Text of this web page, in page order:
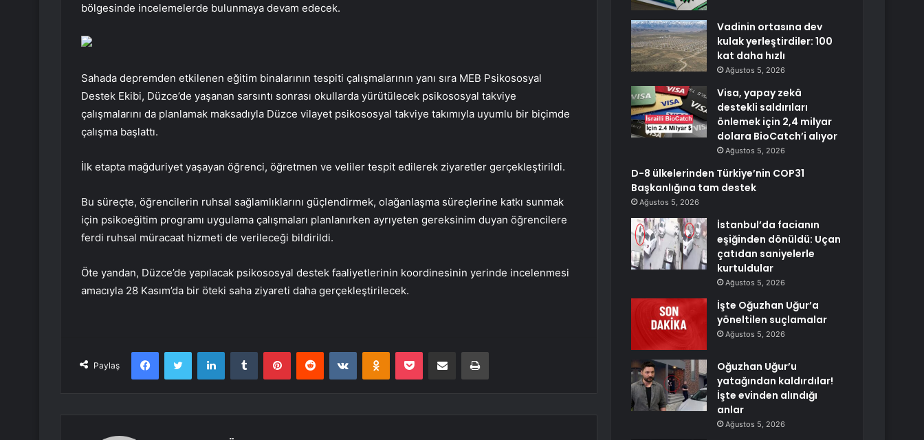
bölgesinde incelemelerde bulunmaya devam edecek.
Sahada depremden etkilenen eğitim binalarının tespiti çalışmalarının yanı sıra MEB Psikososyal
Destek Ekibi, Düzce’de yaşanan sarsıntı sonrası okullarda yürütülecek psikososyal takviye
çalışmalarını da planlamak maksadıyla Düzce vilayet psikososyal takviye takımıyla uyumlu bir biçimde
çalışma başlattı.
İlk etapta mağduriyet yaşayan öğrenci, öğretmen ve veliler tespit edilerek ziyaretler gerçekleştirildi.
Bu süreçte, öğrencilerin ruhsal sağlamlıklarını güçlendirmek, olağanlaşma süreçlerine katkı sunmak
için psikoeğitim programı uygulama çalışmaları planlanırken ayrıyeten gereksinim duyan öğrencilere
ferdi ruhsal müracaat hizmeti de verileceği bildirildi.
Öte yandan, Düzce’de yapılacak psikososyal destek faaliyetlerinin koordinesinin yerinde incelenmesi
amacıyla 28 Kasım’da bir öteki saha ziyareti daha gerçekleştirilecek.
Paylaş
FacebookTwitter LinkedInTumblr PinterestReddit VKontakteOdnoklassniki
Pocket E-Posta ile paylaş Yazdır
Vadinin ortasına dev
kulak yerleştirdiler: 100
kat daha hızlı
Ağustos 5, 2026
Visa, yapay zekâ
destekli saldırıları
önlemek için 2,4 milyar
dolara BioCatch’i alıyor
Ağustos 5, 2026
D-8 ülkelerinden Türkiye’nin COP31
Başkanlığına tam destek
Ağustos 5, 2026
İstanbul’da facianın
eşiğinden dönüldü: Uçan
çatıdan saniyelerle
kurtuldular
Ağustos 5, 2026
İşte Oğuzhan Uğur’a
yöneltilen suçlamalar
Ağustos 5, 2026
Oğuzhan Uğur’u
yatağından kaldırdılar!
İşte evinden alındığı
anlar
Ağustos 5, 2026